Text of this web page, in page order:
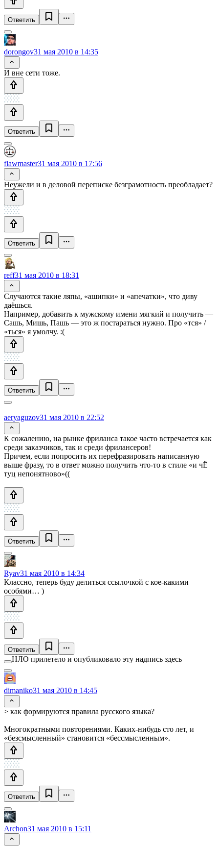
Ответить
dorongov31 мая 2010 в 14:35
И вне сети тоже.
Ответить
flawmaster31 мая 2010 в 17:56
Неужели и в деловой переписке безграмотность преобладает?
Ответить
reff31 мая 2010 в 18:31
Случаются такие ляпы, «ашипки» и «апечатки», что диву
даёшься.
Например, добавить к мужскому имени мягкий и получить —
Сашь, Мишь, Пашь — это ж постараться нужно. Про «тся» /
«ться» я умолчу. :(
Ответить
aeryaguzov31 мая 2010 в 22:52
К сожалению, на рынке фриланса такое часто встречается как
среди заказчиков, так и среди фрилансеров!
Причем, если попросить их перефразировать написанную
выше фразу, то в ответ можно получить что-то в стиле «и чЁ
туц непонятново»((
Ответить
Ryav31 мая 2010 в 14:34
Классно, теперь буду делиться ссылочкой с кое-какими
особями… )
Ответить
НЛО прилетело и опубликовало эту надпись здесь
dimaniko31 мая 2010 в 14:45
> как формируются правила русского языка?
Многократными повторениями. Каких-нибудь сто лет, и
«безсмысленный» становится «бессмысленным».
Ответить
Archon31 мая 2010 в 15:11